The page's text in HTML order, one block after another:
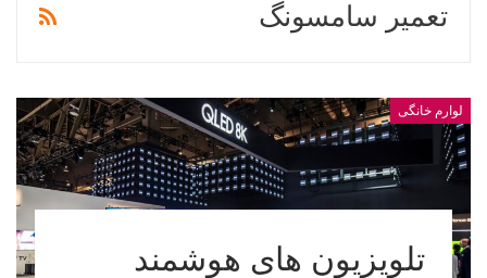
تعمیر سامسونگ
لوارم خانگی
تلویزیون های هوشمند